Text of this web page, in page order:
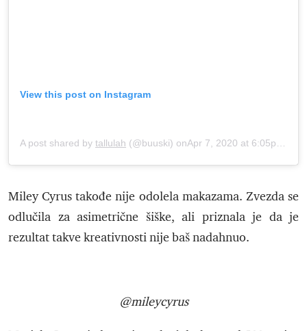
View this post on Instagram
A post shared by tallulah (@buuski) onApr 7, 2020 at 6:05pm PDT
Miley Cyrus takođe nije odolela makazama. Zvezda se
odlučila za asimetrične šiške, ali priznala je da je
rezultat takve kreativnosti nije baš nadahnuo.
@mileycyrus